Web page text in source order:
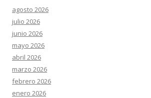
agosto 2026
julio 2026
junio 2026
mayo 2026
abril 2026
marzo 2026
febrero 2026
enero 2026